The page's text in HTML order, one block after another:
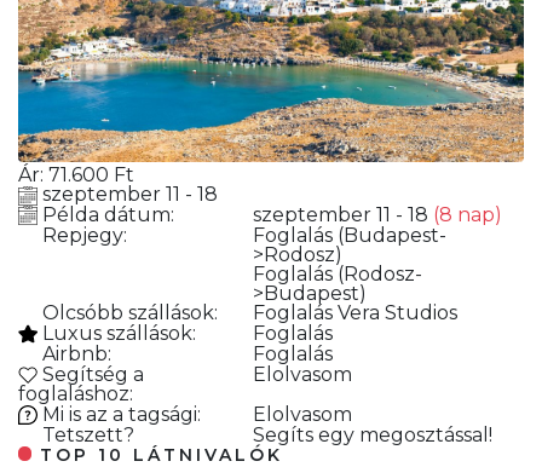
Ár: 71.600 Ft
szeptember 11 - 18
Példa dátum:
szeptember 11 - 18 (8 nap)
Repjegy:
Foglalás (Budapest-
>Rodosz)
Foglalás (Rodosz-
>Budapest)
Olcsóbb szállások:
Foglalás Vera Studios
Luxus szállások:
Foglalás
Airbnb:
Foglalás
Segítség a
foglaláshoz:
Elolvasom
Mi is az a tagsági:
Elolvasom
Tetszett?
Segíts egy megosztással!
TOP 10 LÁTNIVALÓK